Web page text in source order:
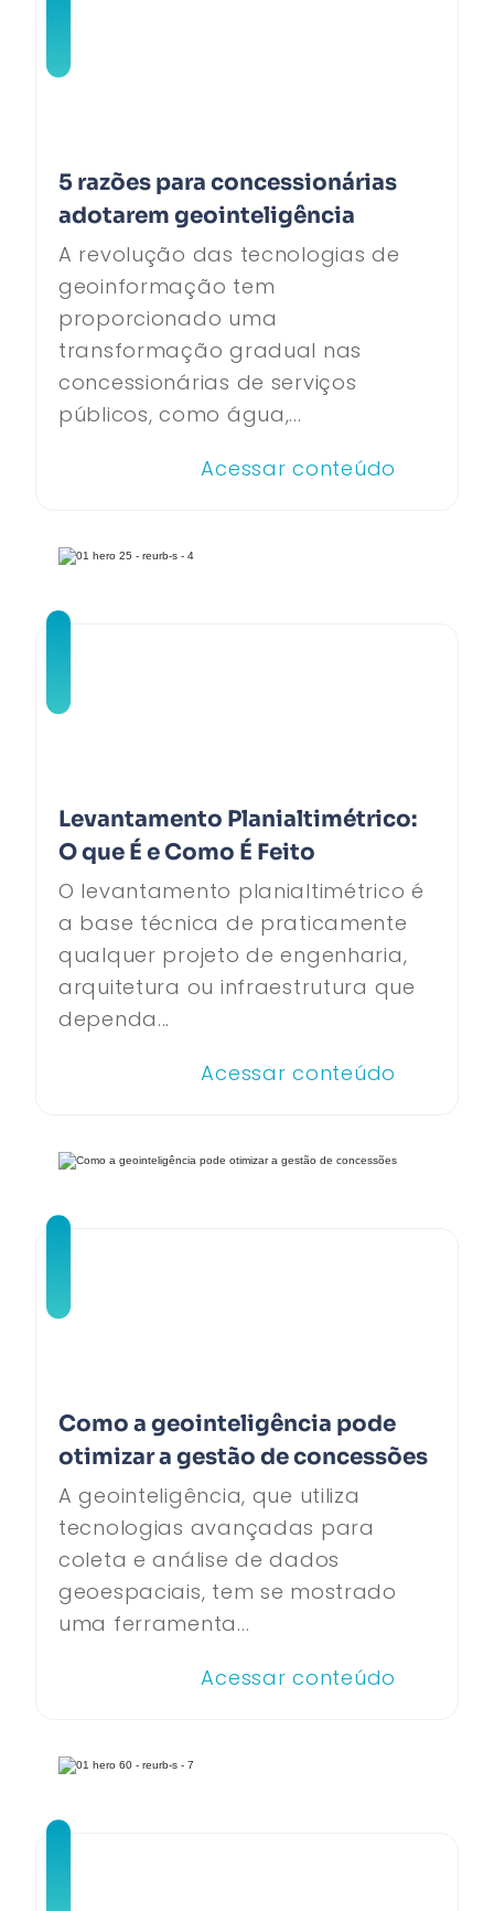
5 razões para concessionárias
adotarem geointeligência
A revolução das tecnologias de
geoinformação tem
proporcionado uma
transformação gradual nas
concessionárias de serviços
públicos, como água,...
Acessar conteúdo
Levantamento Planialtimétrico:
O que É e Como É Feito
O levantamento planialtimétrico é
a base técnica de praticamente
qualquer projeto de engenharia,
arquitetura ou infraestrutura que
dependa...
Acessar conteúdo
Como a geointeligência pode
otimizar a gestão de concessões
A geointeligência, que utiliza
tecnologias avançadas para
coleta e análise de dados
geoespaciais, tem se mostrado
uma ferramenta...
Acessar conteúdo